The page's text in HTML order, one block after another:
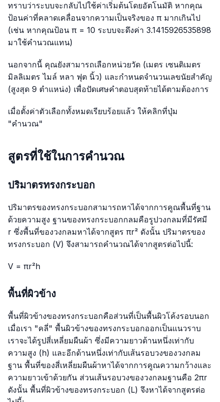
ทราบว่าระบบจะกลับไปใช้ค่าเริ่มต้นโดยอัตโนมัติ หากคุณ
ป้อนค่าที่คลาดเคลื่อนจากความเป็นจริงของ π มากเกินไป
(เช่น หากคุณป้อน π = 10 ระบบจะดึงค่า 3.1415926535898
มาใช้คำนวณแทน)
นอกจากนี้ คุณยังสามารถเลือกหน่วยวัด (เมตร เซนติเมตร
มิลลิเมตร ไมล์ หลา ฟุต นิ้ว) และกำหนดจำนวนเลขนัยสำคัญ
(สูงสุด 9 ตำแหน่ง) เพื่อปัดเศษคำตอบสุดท้ายได้ตามต้องการ
เมื่อตั้งค่าตัวเลือกทั้งหมดเรียบร้อยแล้ว ให้คลิกที่ปุ่ม
"คำนวณ"
สูตรที่ใช้ในการคำนวณ
ปริมาตรทรงกระบอก
ปริมาตรของทรงกระบอกสามารถหาได้จากการคูณพื้นที่ฐาน
ด้วยความสูง ฐานของทรงกระบอกกลมคือรูปวงกลมที่มีรัศมี
r ซึ่งพื้นที่ของวงกลมหาได้จากสูตร πr² ดังนั้น ปริมาตรของ
ทรงกระบอก (V) จึงสามารถคำนวณได้จากสูตรต่อไปนี้:
V = πr²h
พื้นที่ผิวข้าง
พื้นที่ผิวข้างของทรงกระบอกคือส่วนที่เป็นพื้นผิวโค้งรอบนอก
เมื่อเรา "คลี่" พื้นผิวข้างของทรงกระบอกออกเป็นแนวราบ
เราจะได้รูปสี่เหลี่ยมผืนผ้า ซึ่งมีความยาวด้านหนึ่งเท่ากับ
ความสูง (h) และอีกด้านหนึ่งเท่ากับเส้นรอบวงของวงกลม
ฐาน พื้นที่ของสี่เหลี่ยมผืนผ้าหาได้จากการคูณความกว้างและ
ความยาวเข้าด้วยกัน ส่วนเส้นรอบวงของวงกลมฐานคือ 2πr
ดังนั้น พื้นที่ผิวข้างของทรงกระบอก (L) จึงหาได้จากสูตรต่อ